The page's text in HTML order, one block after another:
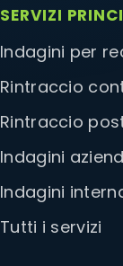
SERVIZI
Indagini per
Rintraccio
Rintraccio
Indagini
Indagini
Tutti i servizi